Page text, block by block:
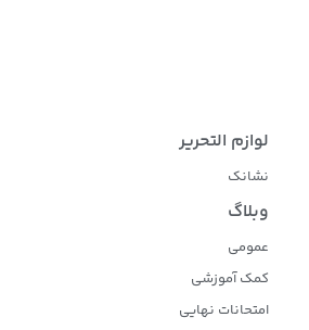
لوازم التحریر
نشانک
وبلاگ
عمومی
کمک آموزشی
امتحانات نهایی